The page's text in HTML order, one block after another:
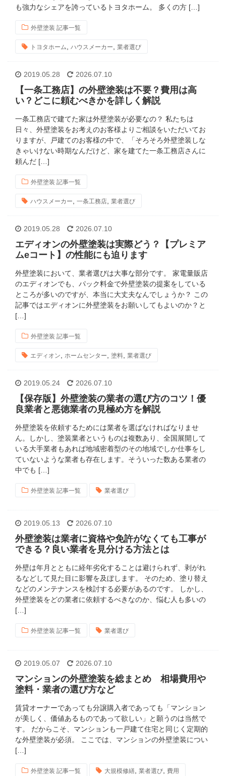
も強力なシェアを誇っているトヨタホーム。 多くの方 […]
外壁塗装 記事一覧
トヨタホーム ハウスメーカー 業者選び
2019.05.28 2026.07.10
【一条工務店】の外壁塗装は不要？費用は高
い？どこに頼むべきかを詳しく解説
一条工務店で建てた家は外壁塗装が必要なの？ 私たちは
日々、外壁塗装をお考えのお客様よりご相談をいただいてお
りますが、戸建てのお客様の中で、「そろそろ外壁塗装しな
きゃいけない時期なんだけど、家を建てた一条工務店さんに
頼んだ […]
外壁塗装 記事一覧
ハウスメーカー 一条工務店 業者選び
2019.05.28 2026.07.10
エディオンの外壁塗装は実際どう？【プレミア
ムeコート】の性能にも迫ります
外壁塗装において、業者選びは大事な部分です。 家電量販店
のエディオンでも、パック料金で外壁塗装の提案をしている
ところが多いのですが、本当に大丈夫なんでしょうか？ この
記事ではエディオンに外壁塗装をお願いしてもよいのか？と
[…]
外壁塗装 記事一覧
エディオン ホームセンター 塗料 業者選び
2019.05.24 2026.07.10
【保存版】外壁塗装の業者の選び方のコツ！優
良業者と悪徳業者の見極め方を解説
外壁塗装を依頼するためには業者を選ばなければなりませ
ん。しかし、塗装業者というものは複数あり、全国展開して
いる大手業者もあれば地域密着型のその地域でしか仕事をし
ていないような業者も存在します。そういった数ある業者の
中でも […]
外壁塗装 記事一覧 業者選び
2019.05.13 2026.07.10
外壁塗装は業者に資格や免許がなくても工事が
できる？良い業者を見分ける方法とは
外壁は年月とともに経年劣化することは避けられず、剥がれ
るなどして見た目に影響を及ぼします。 そのため、塗り替え
などのメンテナンスを検討する必要があるのです。 しかし、
外壁塗装をどの業者に依頼するべきなのか、悩む人も多いの
[…]
外壁塗装 記事一覧 業者選び
2019.05.07 2026.07.10
マンションの外壁塗装を総まとめ 相場費用や
塗料・業者の選び方など
賃貸オーナーであっても分譲購入者であっても「マンション
が美しく、価値あるものであって欲しい」と願うのは当然で
す。 だからこそ、マンションも一戸建て住宅と同じく定期的
な外壁塗装が必須。 ここでは、マンションの外壁塗装につい
[…]
外壁塗装 記事一覧 大規模修繕 業者選び 費用